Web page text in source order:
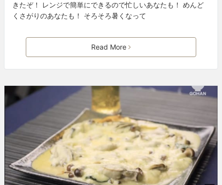
きたぞ！ レンジで簡単にできるので忙しいあなたも！ めんど
くさがりのあなたも！ そろそろ暑くなって
Read More